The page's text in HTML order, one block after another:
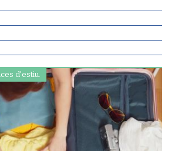
d'estiu.